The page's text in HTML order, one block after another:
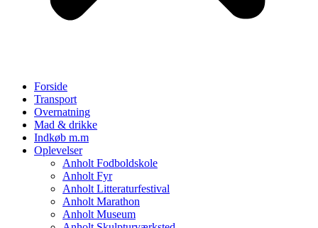
Forside
Transport
Overnatning
Mad & drikke
Indkøb m.m
Oplevelser
Anholt Fodboldskole
Anholt Fyr
Anholt Litteraturfestival
Anholt Marathon
Anholt Museum